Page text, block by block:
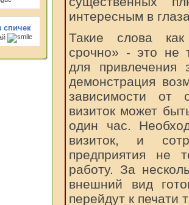
спичек
интересным в
Такие слова как
срочно» - это не
для привлечения
демонстрация
зависимости от
визиток может
один час.
визиток, и
предприятия не
работу. За
внешний вид
перейдут к печати